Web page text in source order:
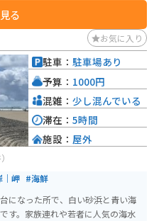
る
お気に入り
｜岬 #海鮮
になった所で、白い砂浜と青い海
す。家族連れや若者に人気の海水
駐車： 駐車場あり
予算： 1000円
混雑： 少し混んでいる
滞在： 5時間
施設： 屋外